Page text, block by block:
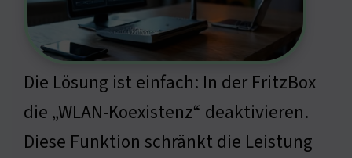
Die Lösung ist einfach: In der FritzBox
die „WLAN-Koexistenz“ deaktivieren.
Diese Funktion schränkt die Leistung